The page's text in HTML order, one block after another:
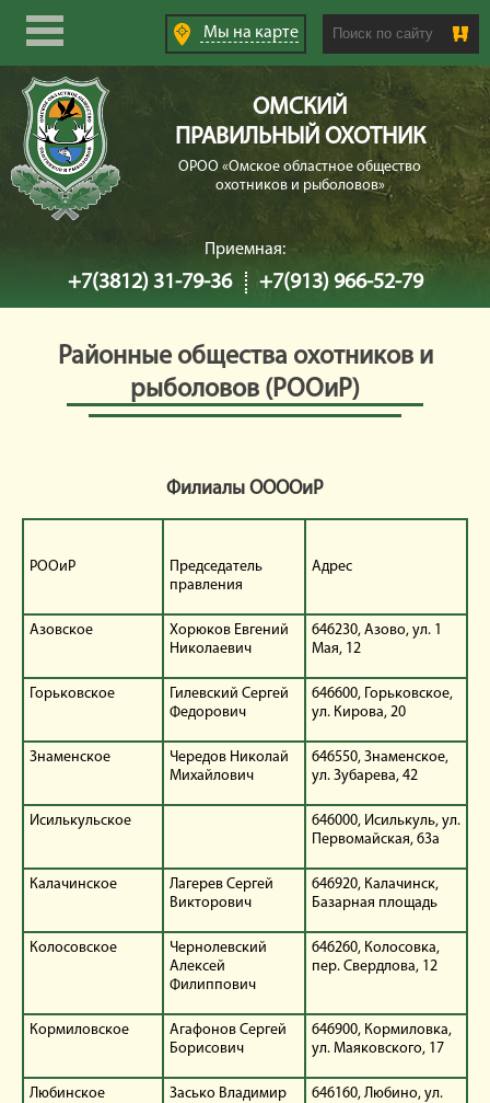
ОМСКИЙ
ПРАВИЛЬНЫЙ ОХОТНИК
ОРОО «Омское областное общество
охотников и рыболовов»
Приемная:
+7(3812) 31-79-36 +7(913) 966-52-79
Мы на карте Search this site
Районные общества охотников и
рыболовов (РООиР)
Филиалы ООООиР
РООиР
Председатель
правления
Адрес
Азовское
Хорюков Евгений
Николаевич
646230, Азово, ул. 1
Мая, 12
Горьковское
Гилевский Сергей
Федорович
646600, Горьковское,
ул. Кирова, 20
Знаменское
Чередов Николай
Михайлович
646550, Знаменское,
ул. Зубарева, 42
Исилькульское
646000, Исилькуль, ул.
Первомайская, 63а
Калачинское
Лагерев Сергей
Викторович
646920, Калачинск,
Базарная площадь
Колосовское
Чернолевский
Алексей
Филиппович
646260, Колосовка,
пер. Свердлова, 12
Кормиловское
Агафонов Сергей
Борисович
646900, Кормиловка,
ул. Маяковского, 17
Любинское
Засько Владимир
646160, Любино, ул.